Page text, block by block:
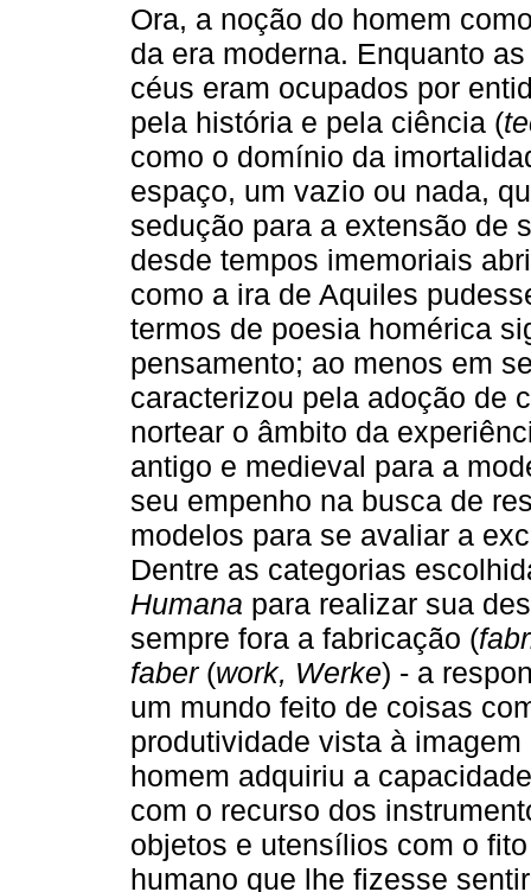
Ora, a noção do homem
da era moderna. Enquanto
céus eram ocupados por
pela história e pela ciência (
como o domínio da
espaço, um vazio ou nada,
sedução para a extensão de
desde tempos imemoriais
como a ira de Aquiles
termos de poesia homérica
pensamento; ao menos em
caracterizou pela adoção de
nortear o âmbito da
antigo e medieval para a
seu empenho na busca de
modelos para se avaliar a
Dentre as categorias
Humana para realizar sua
sempre fora a fabricação (
faber(work, Werke) - a
um mundo feito de coisas
produtividade vista à
homem adquiriu a
com o recurso dos
objetos e utensílios com o
humano que lhe fizesse